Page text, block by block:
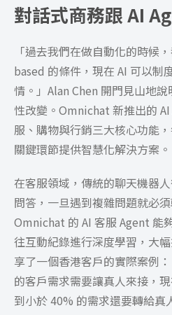
對話式商務跟 AI
「過去我們在做自動化的時候
based 的條件，現在 AI 可以制
情。」Alan Chen 開門見山地
性改變。Omnichat 新推出的
服、購物與行銷三大核心功能
關鍵環節提供智慧化解決方案。
在客服領域，傳統的聊天機器
問答，一旦遇到複雜問題就必
Omnichat 的 AI 客服 Agent 能
往互動紀錄進行深度學習，大
享了一個香港客戶的實際案例
的客戶需求需要讓真人來接，
到小於 40% 的需求還要轉給真